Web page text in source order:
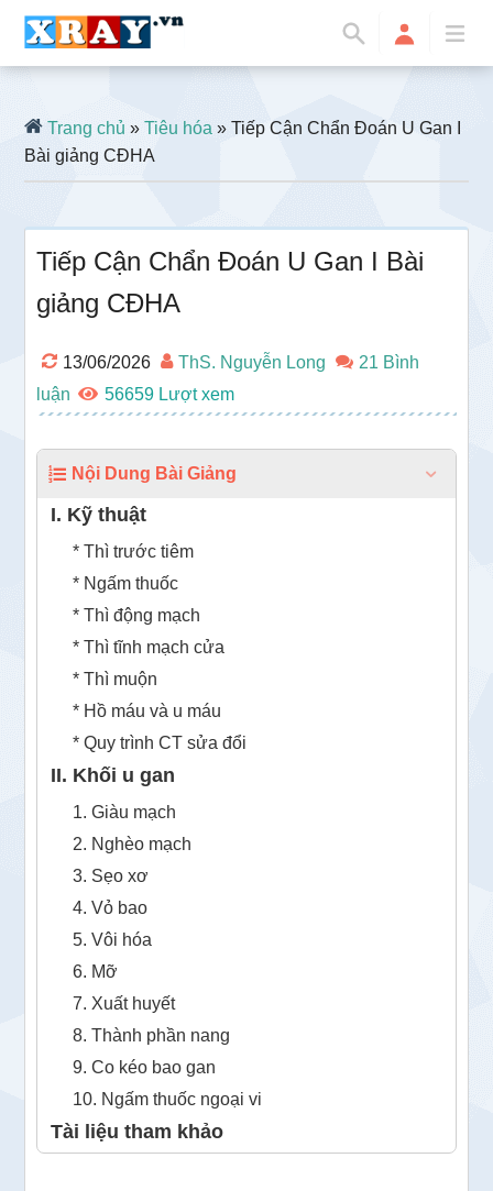
Trang chủ »Tiêu hóa » Tiếp Cận Chẩn Đoán U Gan I
Bài giảng CĐHA
Tiếp Cận Chẩn Đoán U Gan I Bài
giảng CĐHA
13/06/2026 ThS. Nguyễn Long
21 Bình
luận
56659
Nội Dung Bài Giảng
I. Kỹ thuật
* Thì trước tiêm
* Ngấm thuốc
* Thì động mạch
* Thì tĩnh mạch cửa
* Thì muộn
* Hồ máu và u máu
* Quy trình CT sửa đổi
II. Khối u gan
1. Giàu mạch
2. Nghèo mạch
3. Sẹo xơ
4. Vỏ bao
5. Vôi hóa
6. Mỡ
7. Xuất huyết
8. Thành phần nang
9. Co kéo bao gan
10. Ngấm thuốc ngoại vi
Tài liệu tham khảo